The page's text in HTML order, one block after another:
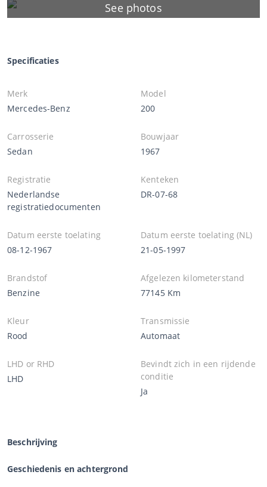
See photos
Specificaties
Merk
Mercedes-Benz
Model
200
Carrosserie
Sedan
Bouwjaar
1967
Registratie
Nederlandse
registratiedocumenten
Kenteken
DR-07-68
Datum eerste toelating
08-12-1967
Datum eerste toelating (NL)
21-05-1997
Brandstof
Benzine
Afgelezen kilometerstand
77145 Km
Kleur
Rood
Transmissie
Automaat
LHD or RHD
LHD
Bevindt zich in een rijdende
conditie
Ja
Beschrijving
Geschiedenis en achtergrond